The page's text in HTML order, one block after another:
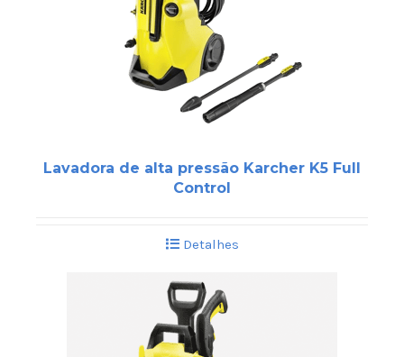
Lavadora de alta pressão Karcher K5 Full
Control
Detalhes